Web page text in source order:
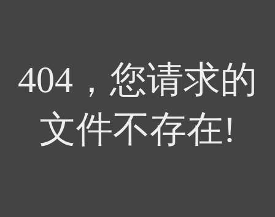
404，您请求的
文件不存在!